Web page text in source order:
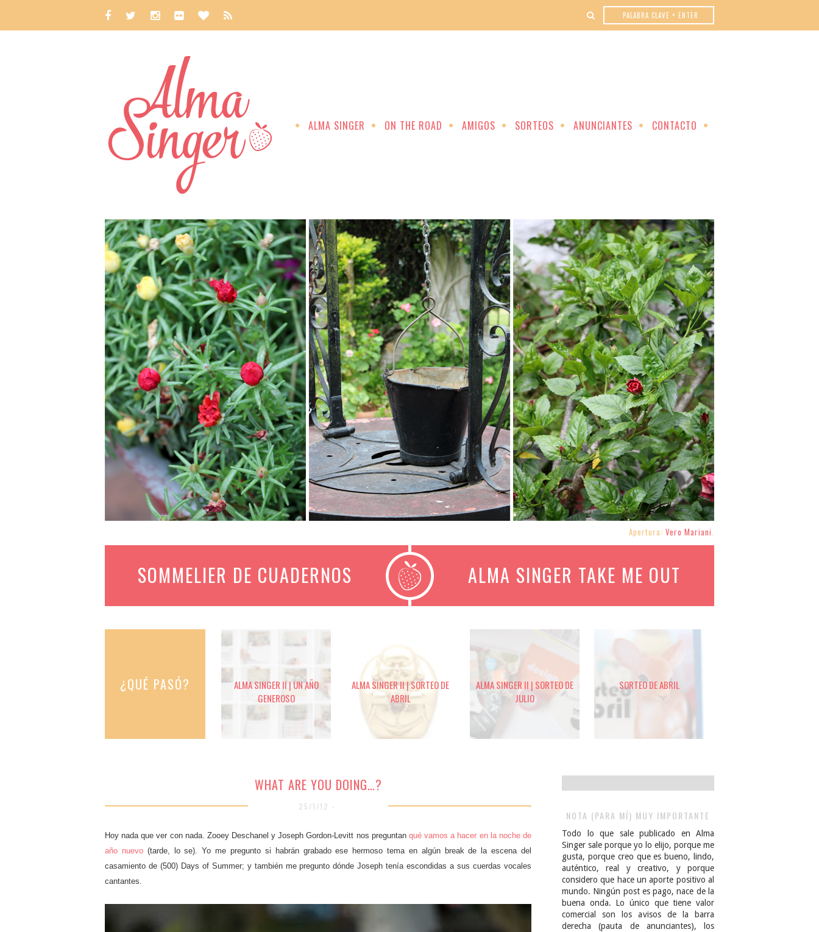
ALMA SINGER ON THE ROAD AMIGOS SORTEOS ANUNCIANTES CONTACTO
Apertura: Vero Mariani.
SOMMELIER DE CUADERNOS ALMA SINGER TAKE ME OUT
¿QUÉ PASÓ?
ALMA SINGER II | UN AÑO
GENEROSO
ALMA SINGER II | SORTEO DE
ABRIL
ALMA SINGER II | SORTEO DE
JULIO
SORTEO DE ABRIL
WHAT ARE YOU DOING…?
25/1/12 -
Hoy nada que ver con nada. Zooey Deschanel y Joseph Gordon-Levitt nos preguntan qué vamos a hacer en la noche de
año nuevo(tarde, lo se). Yo me pregunto si habrán grabado ese hermoso tema en algún break de la escena del
casamiento de (500) Days of Summer; y también me pregunto dónde Joseph tenía escondidas a sus cuerdas vocales
cantantes.
NOTA (PARA MÍ) MUY IMPORTANTE
Todo lo que sale publicado en Alma
Singer sale porque yo lo elijo, porque me
gusta, porque creo que es bueno, lindo,
auténtico, real y creativo, y porque
considero que hace un aporte positivo al
mundo. Ningún post es pago, nace de la
buena onda. Lo único que tiene valor
comercial son los avisos de la barra
derecha (pauta de anunciantes), los